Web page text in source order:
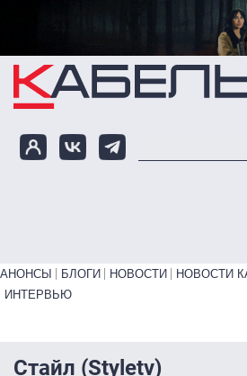
Перейти к основному содержанию
Primary links bottom
АНОНСЫ БЛОГИ НОВОСТИ НОВОСТИ
ИНТЕРВЬЮ
Стайл (Styletv)